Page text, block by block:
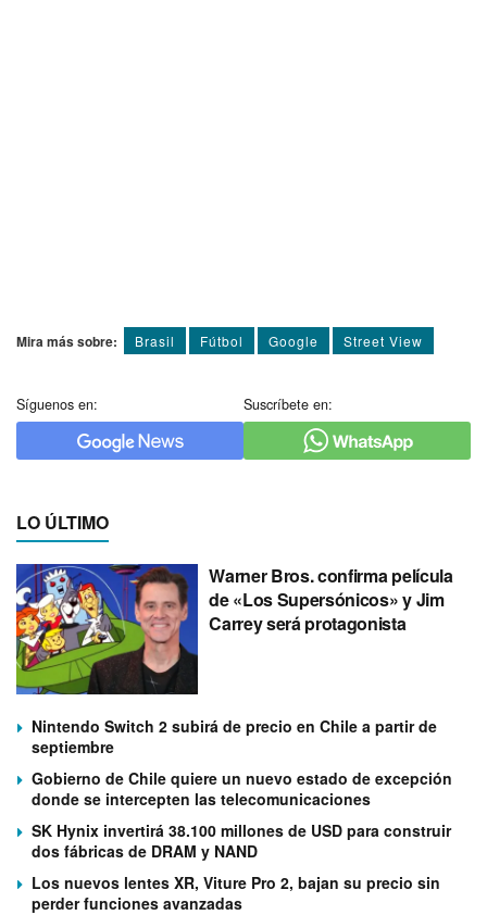
Mira más sobre: Brasil Fútbol Google Street View
Síguenos en: Suscríbete en:
LO ÚLTIMO
Warner Bros. confirma película
de «Los Supersónicos» y Jim
Carrey será protagonista
Nintendo Switch 2 subirá de precio en Chile a partir de
septiembre
Gobierno de Chile quiere un nuevo estado de excepción
donde se intercepten las telecomunicaciones
SK Hynix invertirá 38.100 millones de USD para construir
dos fábricas de DRAM y NAND
Los nuevos lentes XR, Viture Pro 2, bajan su precio sin
perder funciones avanzadas